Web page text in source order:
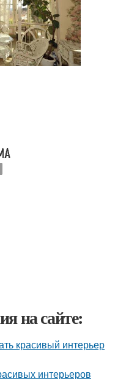
на сайте:
красивый интерьер
интерьеров